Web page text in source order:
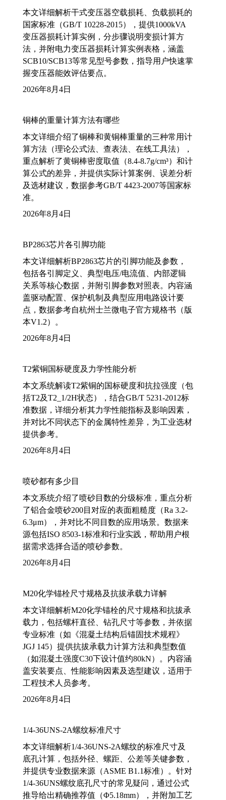
本文详细解析干式变压器空载损耗、负载损耗的
国家标准（GB/T 10228-2015），提供1000kVA
变压器损耗计算实例，分步骤说明变损计算方
法，并附电力变压器损耗计算实例表格，涵盖
SCB10/SCB13等常见型号参数，指导用户快速掌
握变压器能效评估要点。
2026年8月4日
铜棒的重量计算方法有哪些
本文详细介绍了铜棒和黄铜棒重量的三种常用计
算方法（理论公式法、查表法、在线工具法），
重点解析了黄铜棒密度取值（8.4-8.7g/cm³）和计
算公式的差异，并提供实际计算案例、误差分析
及选材建议，数据参考GB/T 4423-2007等国家标
准。
2026年8月4日
BP2863芯片各引脚功能
本文详细解析BP2863芯片的引脚功能及参数，
包括各引脚定义、典型电压/电流值、内部逻辑
关系等核心数据，并附引脚参数对照表。内容涵
盖驱动配置、保护机制及典型应用电路设计要
点，数据参考自杭州士兰微电子官方规格书（版
本V1.2）。
2026年8月4日
T2紫铜国标硬度及力学性能分析
本文系统解读T2紫铜的国标硬度和抗拉强度（包
括T2及T2_1/2H状态），结合GB/T 5231-2012标
准数据，详细分析其力学性能指标及影响因素，
并对比不同状态下的金属特性差异，为工业选材
提供参考。
2026年8月4日
喷砂都有多少目
本文系统介绍了喷砂目数的分级标准，重点分析
了铝合金喷砂200目对应的表面粗糙度（Ra 3.2-
6.3μm），并对比不同目数的应用场景。数据来
源包括ISO 8503-1标准和行业实践，帮助用户根
据需求选择合适的喷砂参数。
2026年8月4日
M20化学锚栓尺寸规格及抗拔承载力详解
本文详细解析M20化学锚栓的尺寸规格和抗拔承
载力，包括螺杆直径、钻孔尺寸等参数，并依据
专业标准（如《混凝土结构后锚固技术规程》
JGJ 145）提供抗拔承载力计算方法和典型数值
（如混凝土强度C30下设计值约80kN）。内容涵
盖安装要点、性能影响因素及选型建议，适用于
工程技术人员参考。
2026年8月4日
1/4-36UNS-2A螺纹标准尺寸
本文详细解析1/4-36UNS-2A螺纹的标准尺寸及
底孔计算，包括外径、螺距、公差等关键参数，
并提供专业数据来源（ASME B1.1标准）。针对
1/4-36UNS螺纹底孔尺寸的常见疑问，通过公式
推导给出精确推荐值（Φ5.18mm），并附加工艺